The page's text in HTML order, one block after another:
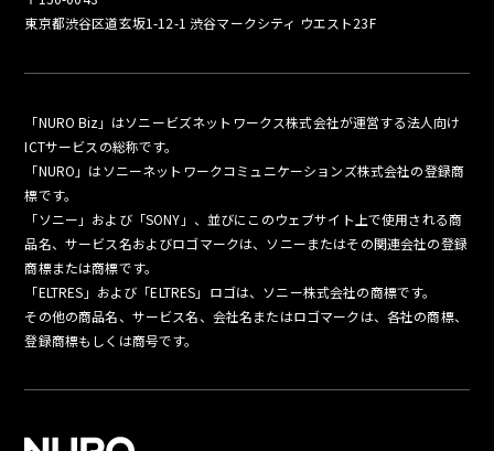
東京都渋谷区道玄坂1-12-1 渋谷マークシティ ウエスト23F
「NURO Biz」はソニービズネットワークス株式会社が運営する法人向け
ICTサービスの総称です。
「NURO」はソニーネットワークコミュニケーションズ株式会社の登録商
標です。
「ソニー」および「SONY」、並びにこのウェブサイト上で使用される商
品名、サービス名およびロゴマークは、ソニーまたはその関連会社の登録
商標または商標です。
「ELTRES」および「ELTRES」ロゴは、ソニー株式会社の商標です。
その他の商品名、サービス名、会社名またはロゴマークは、各社の商標、
登録商標もしくは商号です。